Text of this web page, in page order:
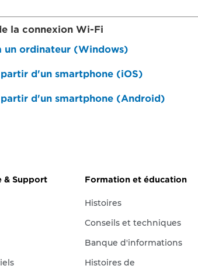
la connexion Wi-Fi
un ordinateur (Windows)
d'un smartphone (iOS)
d'un smartphone (Android)
& Support Formation et éducation
Histoires
Conseils et techniques
Banque d'informations
Histoires de